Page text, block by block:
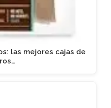
las mejores cajas de